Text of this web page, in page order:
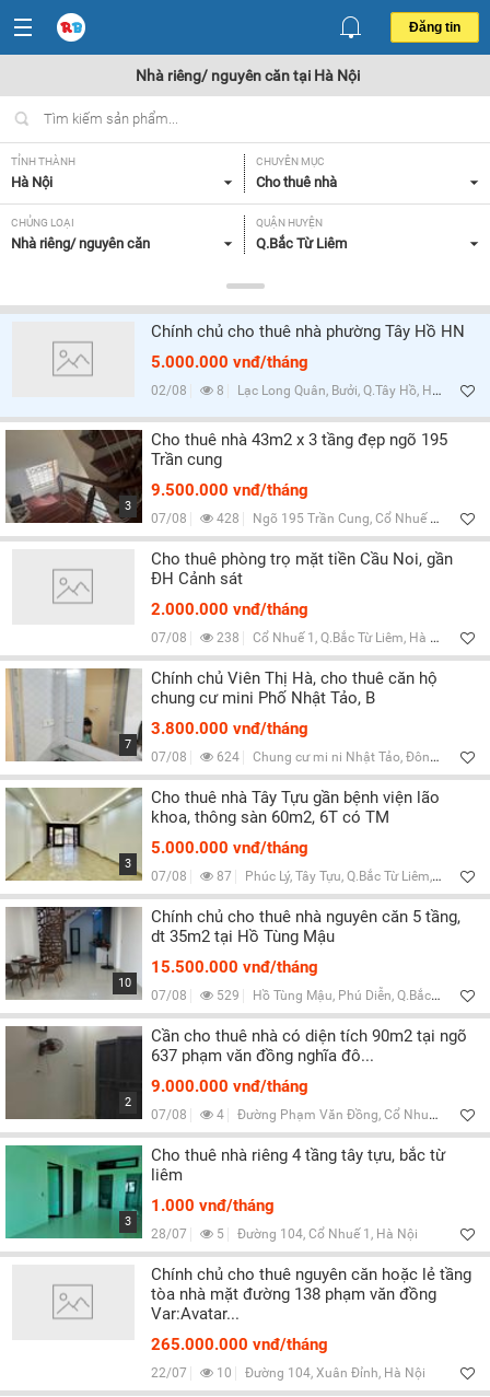
Đăng tin
Nhà riêng/ nguyên căn tại Hà Nội
TỈNH THÀNH
Hà Nội
CHUYÊN MỤC
Cho thuê nhà
CHỦNG LOẠI
Nhà riêng/ nguyên căn
QUẬN HUYỆN
Q.Bắc Từ Liêm
Tất cả
DIỆN TÍCH
Tất cả
SỐ PHÒNG NGỦ
Tất cả
Lọc
Chính chủ cho thuê nhà phường Tây Hồ HN
5.000.000 vnđ/tháng
02/08 8 Lạc Long Quân, Bưởi, Q.Tây Hồ, Hà Nội
3
Cho thuê nhà 43m2 x 3 tầng đẹp ngõ 195
Trần cung
9.500.000 vnđ/tháng
07/08 428 Ngõ 195 Trần Cung, Cổ Nhuế 1, Q.Bắc Từ Liêm, Hà Nội
Cho thuê phòng trọ mặt tiền Cầu Noi, gần
ĐH Cảnh sát
2.000.000 vnđ/tháng
07/08 238 Cổ Nhuế 1, Q.Bắc Từ Liêm, Hà Nội
7
Chính chủ Viên Thị Hà, cho thuê căn hộ
chung cư mini Phố Nhật Tảo, B
3.800.000 vnđ/tháng
07/08 624 Chung cư mi ni Nhật Tảo, Đông Ngạc, Q.Bắc Từ Liêm, Hà Nội
3
Cho thuê nhà Tây Tựu gần bệnh viện lão
khoa, thông sàn 60m2, 6T có TM
5.000.000 vnđ/tháng
07/08 87 Phúc Lý, Tây Tựu, Q.Bắc Từ Liêm, Hà Nội
10
Chính chủ cho thuê nhà nguyên căn 5 tầng,
dt 35m2 tại Hồ Tùng Mậu
15.500.000 vnđ/tháng
07/08 529 Hồ Tùng Mậu, Phú Diễn, Q.Bắc Từ Liêm, Hà Nội
2
Cần cho thuê nhà có diện tích 90m2 tại ngõ
637 phạm văn đồng nghĩa đô...
9.000.000 vnđ/tháng
07/08 4 Đường Phạm Văn Đồng, Cổ Nhuế 1, Hà Nội
3
Cho thuê nhà riêng 4 tầng tây tựu, bắc từ
liêm
1.000 vnđ/tháng
28/07 5 Đường 104, Cổ Nhuế 1, Hà Nội
Chính chủ cho thuê nguyên căn hoặc lẻ tầng
tòa nhà mặt đường 138 phạm văn đồng
Var:Avatar...
265.000.000 vnđ/tháng
22/07 10 Đường 104, Xuân Đỉnh, Hà Nội